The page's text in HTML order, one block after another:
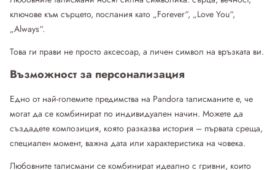
ключове към сърцето, послания като „Forever“, „Love You“,
„Always“.
Това ги прави не просто аксесоар, а личен символ на връзката ви.
Възможност за персонализация
Едно от най-големите предимства на Pandora талисманите е, че
могат да се комбинират по индивидуален начин. Можете да
създадете композиция, която разказва история – първата среща,
специален момент, важна дата или характеристика на човека.
Любовните талисмани се комбинират идеално с гривни, които